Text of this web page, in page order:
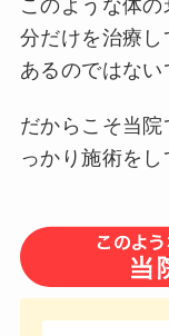
このような体
分だけを治療
あるのではない
だからこそ当
っかり施術をし